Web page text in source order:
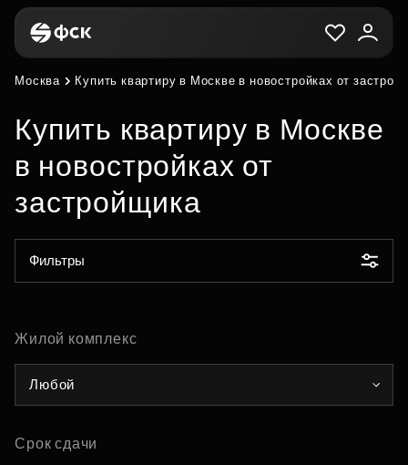
Москва Купить квартиру в Москве в новостройках от
Купить квартиру в Москве
в новостройках от
застройщика
Фильтры
Жилой комплекс
Любой
Срок сдачи